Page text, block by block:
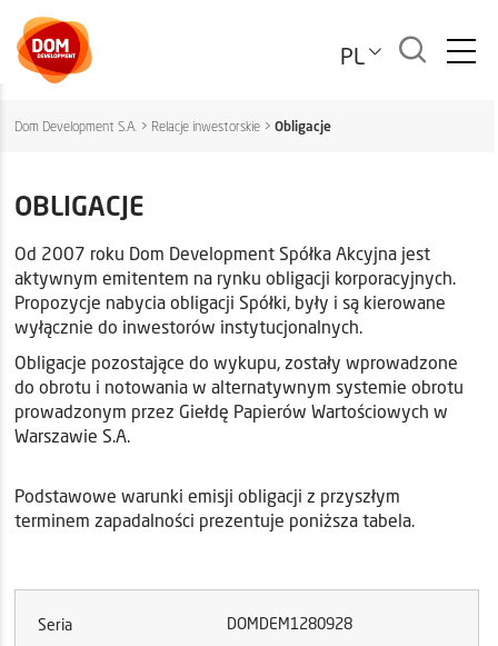
Dom Development S.A. > Relacje inwestorskie >Obligacje
OBLIGACJE
Od 2007 roku Dom Development Spółka Akcyjna jest
aktywnym emitentem na rynku obligacji korporacyjnych.
Propozycje nabycia obligacji Spółki, były i są kierowane
wyłącznie do inwestorów instytucjonalnych.
Obligacje pozostające do wykupu, zostały wprowadzone
do obrotu i notowania w alternatywnym systemie obrotu
prowadzonym przez Giełdę Papierów Wartościowych w
Warszawie S.A.
Podstawowe warunki emisji obligacji z przyszłym
terminem zapadalności prezentuje poniższa tabela.
Seria DOMDEM1280928
PL